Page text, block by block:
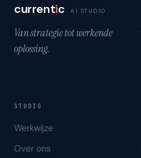
currentic AI STUDIO
Van strategie tot werkende
oplossing.
STUDIO
Werkwijze
Over ons